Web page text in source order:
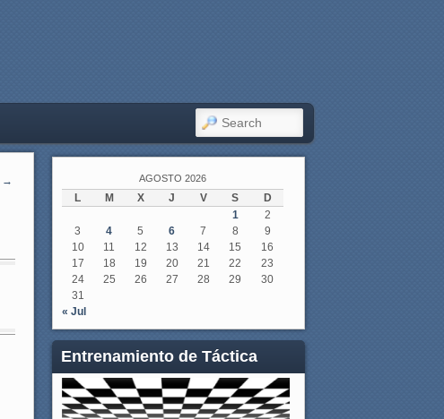
SEARCH
→ AGOSTO 2026
L M X J V S
D
1
2
3
4 5 6 7 8
9
10
11 12 13 14 15
16
17
18 19 20 21 22
23
24
25 26 27 28 29
30
31
« Jul
Entrenamiento de Táctica